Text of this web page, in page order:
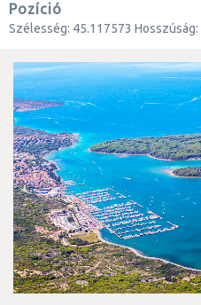
Pozíció
Szélesség: 45.117573 Hosszúság: